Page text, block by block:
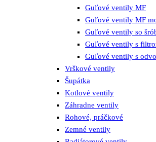
Guľové ventily MF
Guľové ventily MF
Guľové ventily so
Guľové ventily s
Guľové ventily s
Vrškové ventily
Šupátka
Kotlové ventily
Záhradne ventily
Rohové, práčkové
Zemné ventily